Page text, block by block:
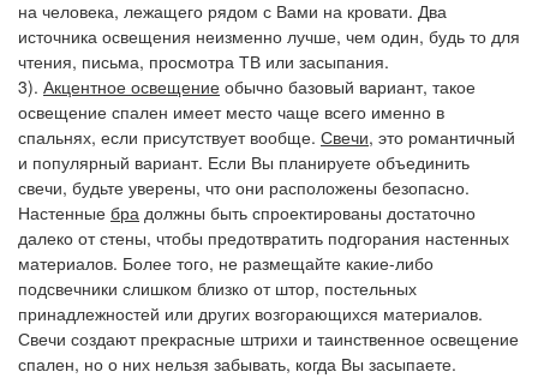
на человека, лежащего рядом с Вами на кровати. Два
источника освещения неизменно лучше, чем один, будь то для
чтения, письма, просмотра ТВ или засыпания.
3). Акцентное освещение обычно базовый вариант, такое
освещение спален имеет место чаще всего именно в
спальнях, если присутствует вообще. Свечи, это романтичный
и популярный вариант. Если Вы планируете объединить
свечи, будьте уверены, что они расположены безопасно.
Настенные бра должны быть спроектированы достаточно
далеко от стены, чтобы предотвратить подгорания настенных
материалов. Более того, не размещайте какие-либо
подсвечники слишком близко от штор, постельных
принадлежностей или других возгорающихся материалов.
Свечи создают прекрасные штрихи и таинственное освещение
спален, но о них нельзя забывать, когда Вы засыпаете.